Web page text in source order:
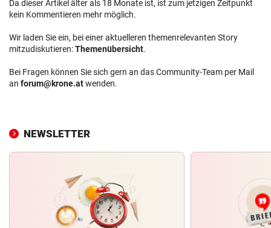
Da dieser Artikel älter als 18 Monate ist, ist zum jetzigen Zeitpunkt
kein Kommentieren mehr möglich.
Wir laden Sie ein, bei einer aktuelleren themenrelevanten Story
mitzudiskutieren:Themenübersicht.
Bei Fragen können Sie sich gern an das Community-Team per Mail
an forum@krone.atwenden.
NEWSLETTER